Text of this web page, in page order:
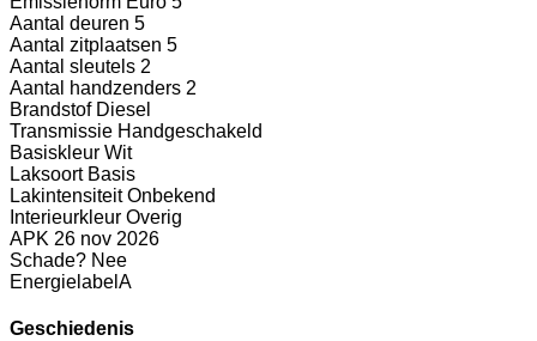
Aantal deuren 5
Aantal zitplaatsen 5
Aantal sleutels 2
Aantal handzenders 2
Brandstof Diesel
Transmissie Handgeschakeld
Basiskleur Wit
Laksoort Basis
Lakintensiteit Onbekend
Interieurkleur Overig
APK 26 nov 2026
Schade? Nee
Energielabel A
Geschiedenis